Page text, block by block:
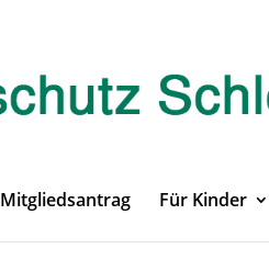
Mitgliedsantrag Für Kinder